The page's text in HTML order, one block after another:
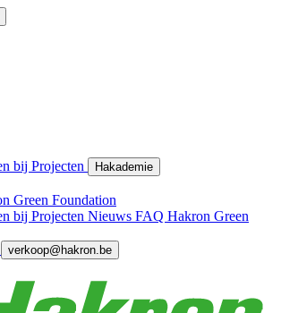
bij Projecten Hakademie
Green Foundation
bij Projecten Nieuws FAQ Hakron Green
verkoop@hakron.be